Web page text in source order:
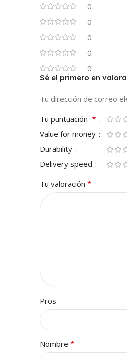
0
0
0
0
0
Sé el primero en
Tu dirección de correo
Tu puntuación *
Value for money
Durability
Delivery speed
Tu valoración *
Pros
Nombre *